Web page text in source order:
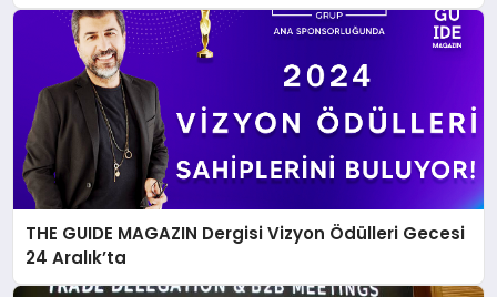
THE GUIDE MAGAZIN Dergisi Vizyon Ödülleri Gecesi
24 Aralık’ta